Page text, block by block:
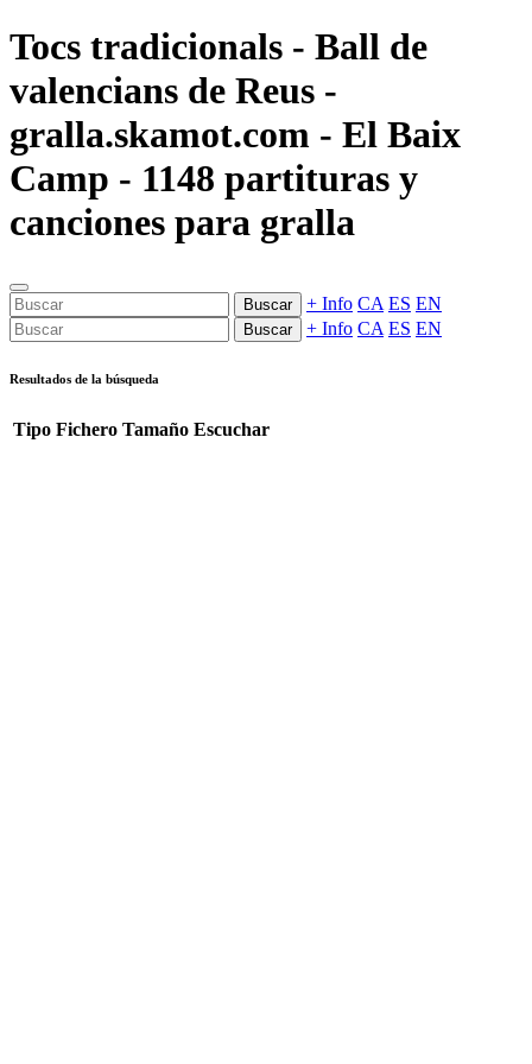
Tocs tradicionals - Ball de
valencians de Reus -
gralla.skamot.com - El Baix
Camp - 1148 partituras y
canciones para gralla
Buscar + Info CA ES EN
Buscar + Info CA ES EN
Resultados de la búsqueda
Tipo Fichero Tamaño Escuchar